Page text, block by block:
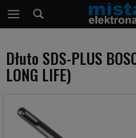
Dłuto SDS-PLUS
LONG LIFE)